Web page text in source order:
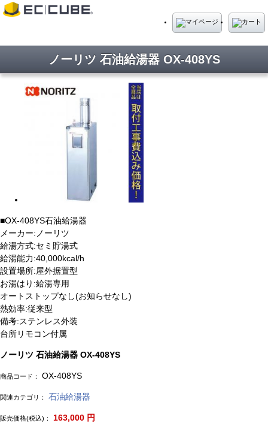
ノーリツ 石油給湯器 OX-408YS
■OX-408YS石油給湯器
メーカー:ノーリツ
給湯方式:セミ貯湯式
給湯能力:40,000kcal/h
設置場所:屋外据置型
お湯はり:給湯専用
オートストップなし(お知らせなし)
熱効率:従来型
備考:ステンレス外装
台所リモコン付属
ノーリツ 石油給湯器 OX-408YS
商品コード： OX-408YS
関連カテゴリ： 石油給湯器
販売価格(税込)： 163,000 円